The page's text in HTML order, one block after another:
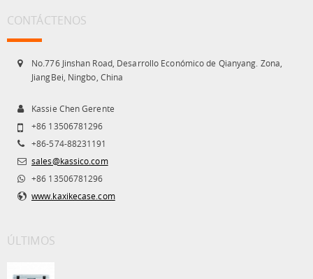
CONTÁCTENOS
No.776 Jinshan Road, Desarrollo Económico de Qianyang. Zona,
JiangBei, Ningbo, China
Kassie Chen Gerente
+86 13506781296
+86-574-88231191
sales@kassico.com
+86 13506781296
www.kaxikecase.com
ÚLTIMOS